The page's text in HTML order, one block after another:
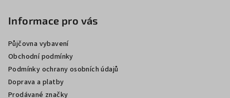
Informace pro vás
Půjčovna vybavení
Obchodní podmínky
Podmínky ochrany osobních údajů
Doprava a platby
Prodávané značky